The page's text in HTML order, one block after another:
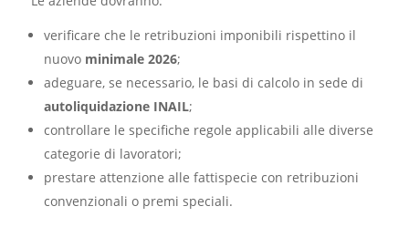
verificare che le retribuzioni imponibili rispettino il
nuovo minimale 2026;
adeguare, se necessario, le basi di calcolo in sede di
autoliquidazione INAIL;
controllare le specifiche regole applicabili alle diverse
categorie di lavoratori;
prestare attenzione alle fattispecie con retribuzioni
convenzionali o premi speciali.